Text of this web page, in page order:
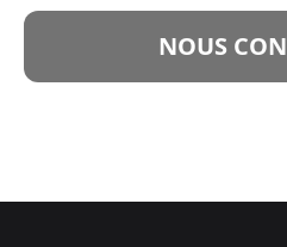
NOUS